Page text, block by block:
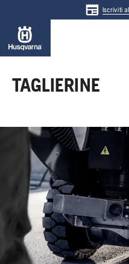
Iscriviti
TAGLIERINE